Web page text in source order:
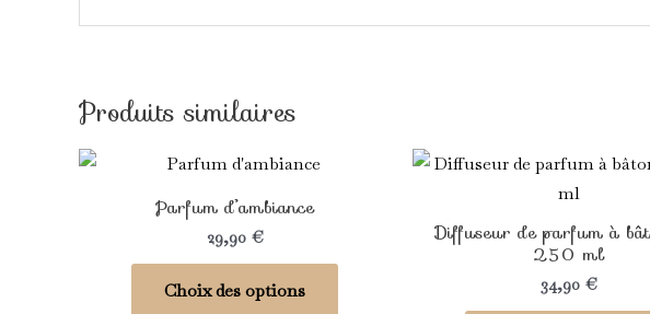
Produits similaires
Parfum d’ambiance
29,90 €
Choix des options
Diffuseur de parfum à
250 ml
34,90 €